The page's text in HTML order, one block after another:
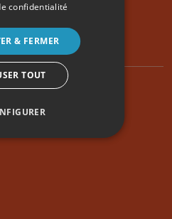
confidentialité
& FERMER
TOUT